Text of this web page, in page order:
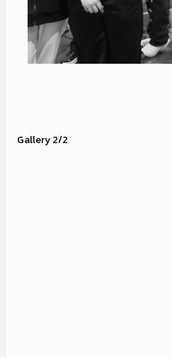
Gallery 2/2